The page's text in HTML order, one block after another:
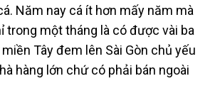
Năm nay cá ít hơn mấy năm mà
trong một tháng là có được vài ba
Tây đem lên Sài Gòn chủ yếu
hàng lớn chứ có phải bán ngoài